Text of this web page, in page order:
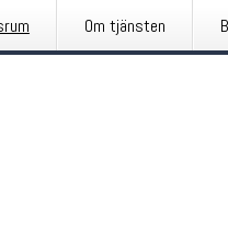
Om tjänsten